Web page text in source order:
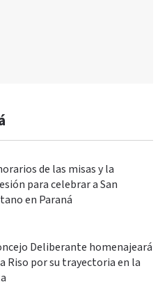
de las misas y la
para celebrar a San
en Paraná
Deliberante homenajeará
Riso por su trayectoria en la